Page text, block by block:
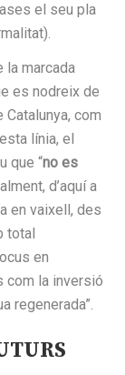
el seu pla
la marcada
es nodreix de
Catalunya, com
línia, el
que “no es
d’aquí a
en vaixell, des
total
en
la inversió
regenerada”.